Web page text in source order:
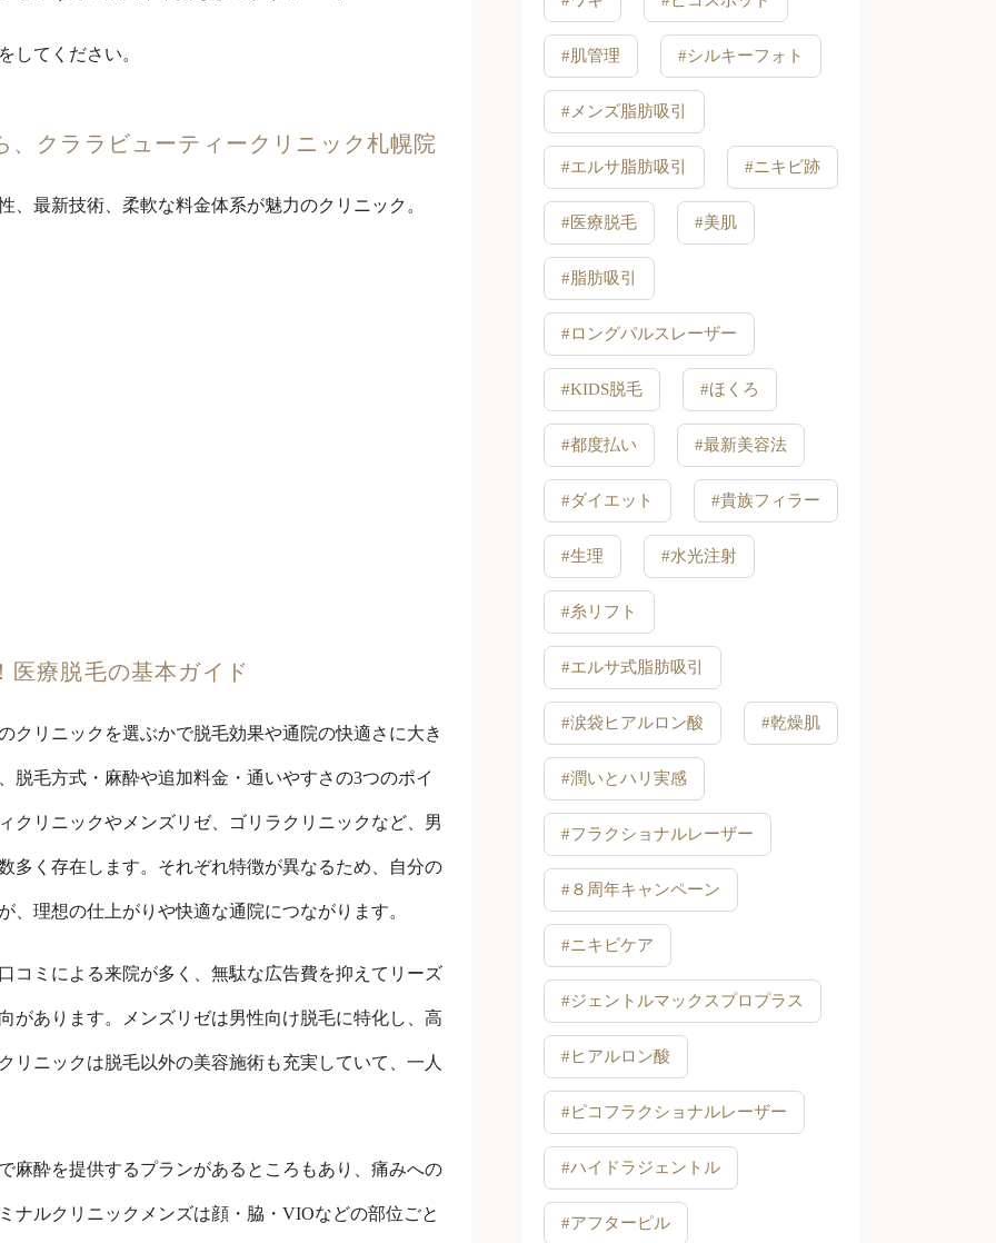
してください。
クララビューティークリニック札幌院
最新技術、柔軟な料金体系が魅力のクリニック。
医療脱毛の基本ガイド
クリニックを選ぶかで脱毛効果や通院の快適さに大き
脱毛方式・麻酔や追加料金・通いやすさの3つのポイ
クリニックやメンズリゼ、ゴリラクリニックなど、男
多く存在します。それぞれ特徴が異なるため、自分の
理想の仕上がりや快適な通院につながります。
コミによる来院が多く、無駄な広告費を抑えてリーズ
があります。メンズリゼは男性向け脱毛に特化し、高
リニックは脱毛以外の美容施術も充実していて、一人
麻酔を提供するプランがあるところもあり、痛みへの
ナルクリニックメンズは顔・脇・VIOなどの部位ごと
#肌管理 #シルキーフォト
#メンズ脂肪吸引
#エルサ脂肪吸引 #ニキビ跡
#医療脱毛 #美肌
#脂肪吸引
#ロングパルスレーザー
#KIDS脱毛 #ほくろ
#都度払い #最新美容法
#ダイエット #貴族フィラー
#生理 #水光注射
#糸リフト
#エルサ式脂肪吸引
#涙袋ヒアルロン酸 #乾燥肌
#潤いとハリ実感
#フラクショナルレーザー
#８周年キャンペーン
#ニキビケア
#ジェントルマックスプロプラス
#ヒアルロン酸
#ピコフラクショナルレーザー
#ハイドラジェントル
#アフターピル